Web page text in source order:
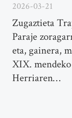
2026-03-21
Zugaztieta
Paraje
eta, gainera,
XIX.
Herriaren…